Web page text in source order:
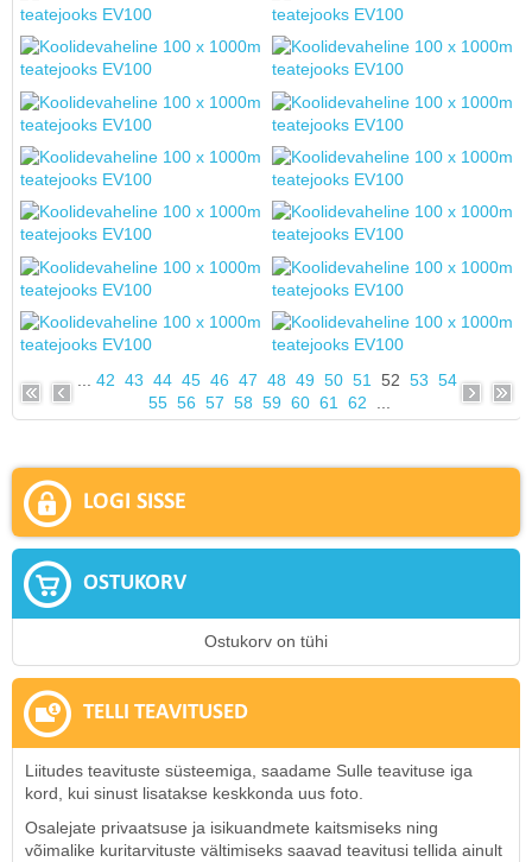
42 43 44 45 46 47 48 49 50 51 52 53 54
55 56 57 58 59 60 61 62
LOGI SISSE
OSTUKORV
Ostukorv on tühi
TELLI TEAVITUSED
Liitudes teavituste süsteemiga, saadame Sulle teavituse iga
kord, kui sinust lisatakse keskkonda uus foto.
Osalejate privaatsuse ja isikuandmete kaitsmiseks ning
võimalike kuritarvituste vältimiseks saavad teavitusi tellida ainult